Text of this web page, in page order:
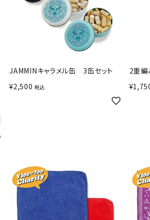
JAMMINキャラメル缶 3缶セット
¥2,500 税込
2重編
¥